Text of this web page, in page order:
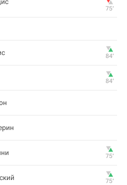
75‎’‎
84‎’‎
84‎’‎
75‎’‎
75‎’‎